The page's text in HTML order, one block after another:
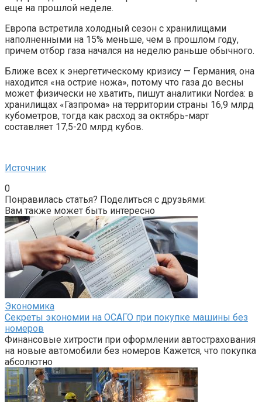
еще на прошлой неделе.
Европа встретила холодный сезон с хранилищами
наполненными на 15% меньше, чем в прошлом году,
причем отбор газа начался на неделю раньше обычного.
Ближе всех к энергетическому кризису — Германия, она
находится «на острие ножа», потому что газа до весны
может физически не хватить, пишут аналитики Nordea: в
хранилищах «Газпрома» на территории страны 16,9 млрд
кубометров, тогда как расход за октябрь-март
составляет 17,5-20 млрд кубов.
Источник
0
Понравилась статья? Поделиться с друзьями:
Вам также может быть интересно
Экономика
Секреты экономии на ОСАГО при покупке машины без
номеров
Финансовые хитрости при оформлении автострахования
на новые автомобили без номеров Кажется, что покупка
абсолютно